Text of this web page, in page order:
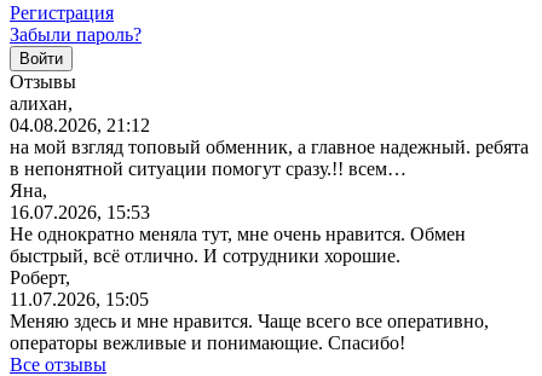
Регистрация
Забыли пароль?
Отзывы
алихан,
04.08.2026, 21:12
на мой взгляд топовый обменник, а главное надежный. ребята
в непонятной ситуации помогут сразу.!! всем…
Яна,
16.07.2026, 15:53
Не однократно меняла тут, мне очень нравится. Обмен
быстрый, всё отлично. И сотрудники хорошие.
Роберт,
11.07.2026, 15:05
Меняю здесь и мне нравится. Чаще всего все оперативно,
операторы вежливые и понимающие. Спасибо!
Все отзывы